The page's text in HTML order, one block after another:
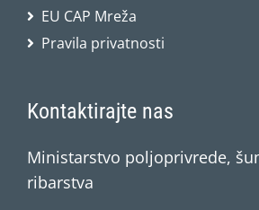
EU CAP Mreža
Pravila privatnosti
Kontaktirajte nas
Ministarstvo poljoprivrede,
ribarstva